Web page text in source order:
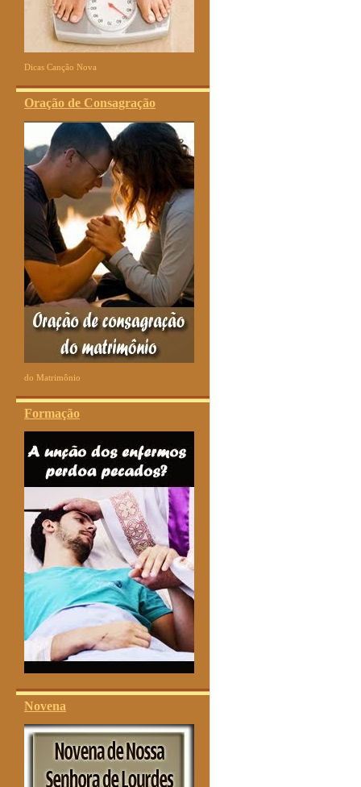
Dicas Canção Nova
Oração de Consagração
do Matrimônio
Formação
Novena